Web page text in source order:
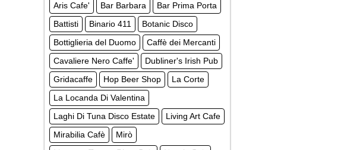
Aris Cafe' Bar Barbara
Bar Prima Porta
Battisti
Binario 411
Botanic Disco
Bottiglieria del Duomo
Caffè dei Mercanti
Cavaliere Nero Caffe'
Dubliner's Irish Pub
Gridacaffe
Hop Beer Shop
La Corte
La Locanda Di Valentina
Laghi Di Tuna Disco Estate
Living Art Cafe
Mirabilia Cafè
Mirò